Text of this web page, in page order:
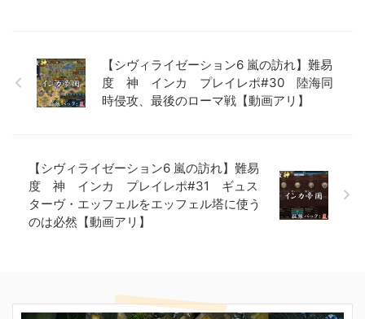
【シヴィライゼーション6 嵐の訪れ】難易
度 神 インカ プレイレポ#30 陸海同
時侵攻、最後のローマ戦【動画アリ】
【シヴィライゼーション6 嵐の訪れ】難易
度 神 インカ プレイレポ#31 ギュス
ターヴ・エッフェルをエッフェル塔に使う
のは必然【動画アリ】